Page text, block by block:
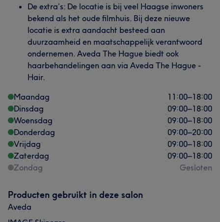
De extra’s: De locatie is bij veel Haagse inwoners
bekend als het oude filmhuis. Bij deze nieuwe
locatie is extra aandacht besteed aan
duurzaamheid en maatschappelijk verantwoord
ondernemen. Aveda The Hague biedt ook
haarbehandelingen aan via Aveda The Hague -
Hair.
Maandag
11:00–18:00
Dinsdag
09:00–18:00
Woensdag
09:00–18:00
Donderdag
09:00–20:00
Vrijdag
09:00–18:00
Zaterdag
09:00–18:00
Zondag
Gesloten
Producten gebruikt in deze salon
Aveda